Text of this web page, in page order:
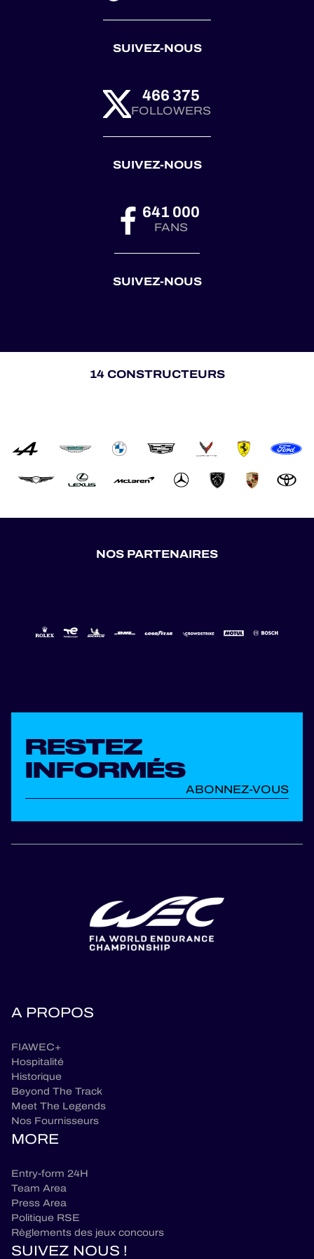
SUIVEZ-NOUS
466 375
FOLLOWERS
SUIVEZ-NOUS
641 000
FANS
SUIVEZ-NOUS
14 CONSTRUCTEURS
NOS PARTENAIRES
RESTEZ
INFORMÉS
ABONNEZ-VOUS
A PROPOS
FIAWEC+
Hospitalité
Historique
Beyond The Track
Meet The Legends
Nos Fournisseurs
MORE
Entry-form 24H
Team Area
Press Area
Politique RSE
Règlements des jeux concours
SUIVEZ NOUS !